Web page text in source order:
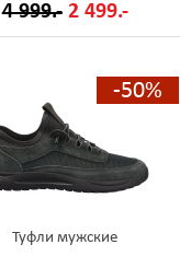
4 999.- 2 499.-
-50%
Туфли мужские